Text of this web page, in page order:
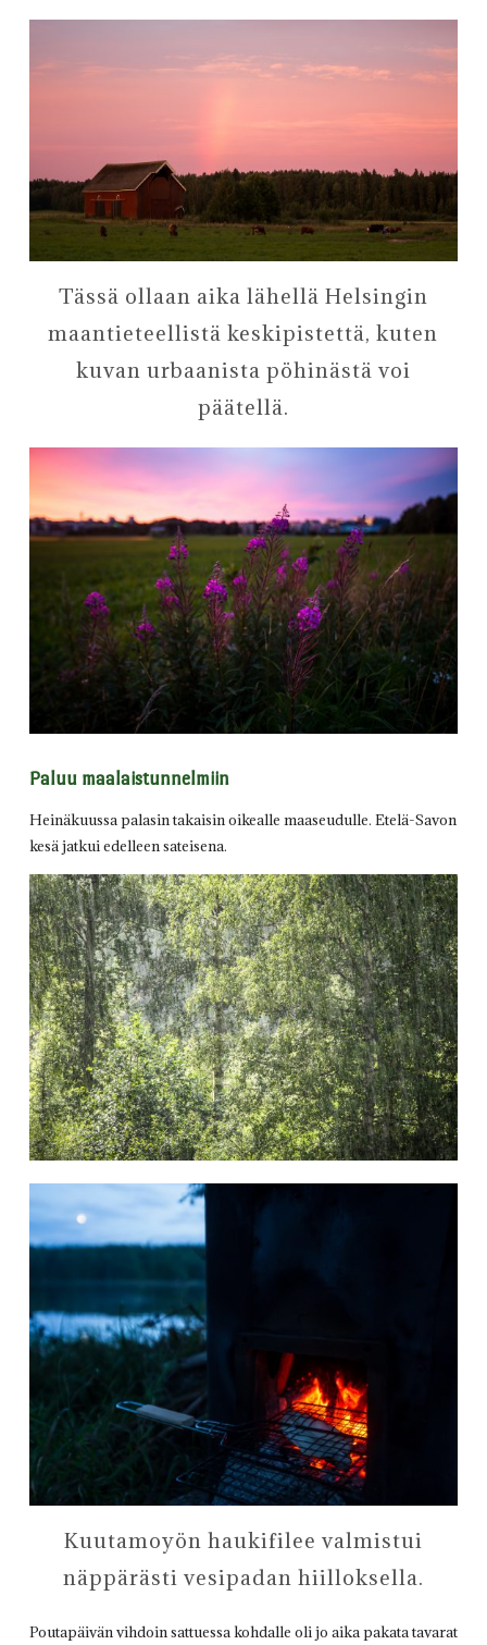
Tässä ollaan aika lähellä Helsingin
maantieteellistä keskipistettä, kuten
kuvan urbaanista pöhinästä voi
päätellä.
Paluu maalaistunnelmiin
Heinäkuussa palasin takaisin oikealle maaseudulle. Etelä-Savon
kesä jatkui edelleen sateisena.
Kuutamoyön haukifilee valmistui
näppärästi vesipadan hiilloksella.
Poutapäivän vihdoin sattuessa kohdalle oli jo aika pakata tavarat